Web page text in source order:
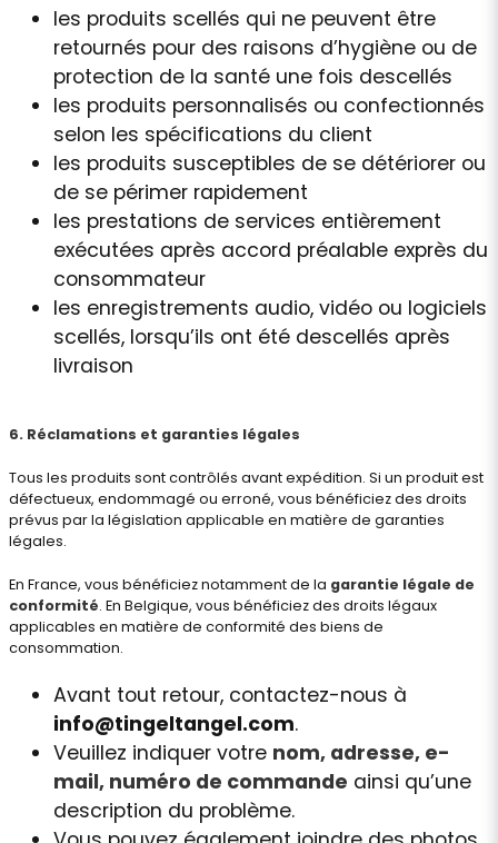
les produits scellés qui ne peuvent être
retournés pour des raisons d’hygiène ou de
protection de la santé une fois descellés
les produits personnalisés ou confectionnés
selon les spécifications du client
les produits susceptibles de se détériorer ou
de se périmer rapidement
les prestations de services entièrement
exécutées après accord préalable exprès du
consommateur
les enregistrements audio, vidéo ou logiciels
scellés, lorsqu’ils ont été descellés après
livraison
6. Réclamations et garanties légales
Tous les produits sont contrôlés avant expédition. Si un produit est
défectueux, endommagé ou erroné, vous bénéficiez des droits
prévus par la législation applicable en matière de garanties
légales.
En France, vous bénéficiez notamment de la garantie légale de
conformité. En Belgique, vous bénéficiez des droits légaux
applicables en matière de conformité des biens de
consommation.
Avant tout retour, contactez-nous à
info@tingeltangel.com.
Veuillez indiquer votre nom, adresse, e-
mail, numéro de commande ainsi qu’une
description du problème.